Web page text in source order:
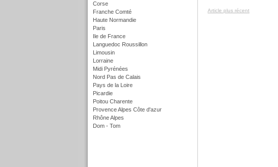
Corse
Franche Comté
Haute Normandie
Paris
Ile de France
Languedoc Roussillon
Limousin
Lorraine
Midi Pyrénées
Nord Pas de Calais
Pays de la Loire
Picardie
Poitou Charente
Provence Alpes Côte d'azur
Rhône Alpes
Dom - Tom
Article plus récent